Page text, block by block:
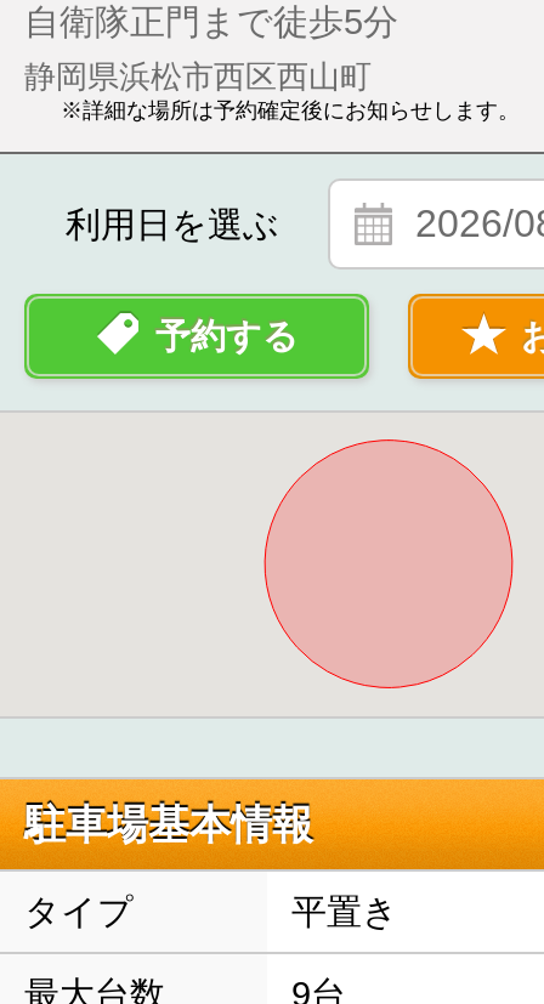
自衛隊正門まで徒歩5分
静岡県浜松市西区西山町
※詳細な場所は予約確定後にお知らせします。
利用日を選ぶ 2026/
予約する
駐車場基本情報
タイプ 平置き
最大台数 9台